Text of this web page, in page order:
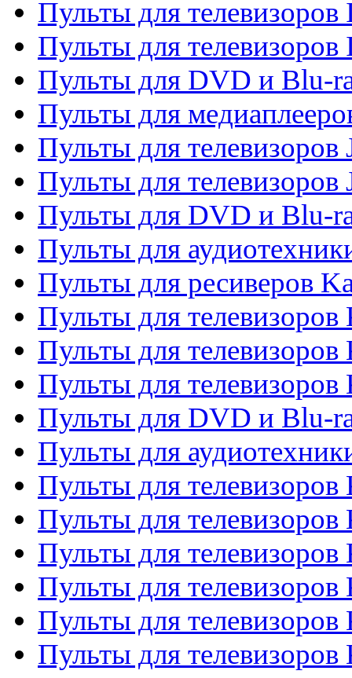
Пульты для телевизоров
Пульты для телевизоров
Пульты для DVD и Blu-
Пульты для
Пульты для телевизоров
Пульты для телевизоров
Пульты для DVD и Blu-
Пульты для
Пульты для ресиверов
Пульты для телевизоров
Пульты для телевизоров
Пульты для телевизоров
Пульты для DVD и Blu-
Пульты для
Пульты для
Пульты для телевизоров
Пульты для телевизоров
Пульты для телевизоров
Пульты для
Пульты для